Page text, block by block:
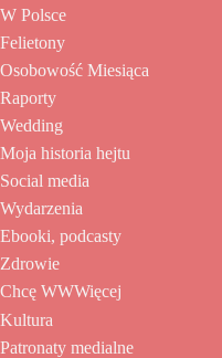
W Polsce
Felietony
Osobowość Miesiąca
Raporty
Wedding
Moja historia hejtu
Social media
Wydarzenia
Ebooki, podcasty
Zdrowie
Chcę WWWięcej
Kultura
Patronaty medialne